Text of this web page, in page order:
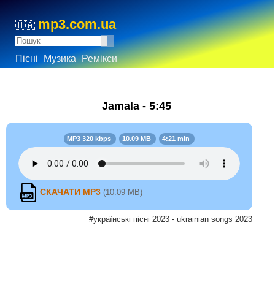
🇺🇦 mp3.com.ua
Пісні Музика Ремікси
Jamala - 5:45
MP3 320 kbps 10.09 MB 4:21 min
СКАЧАТИ MP3 (10.09 MB)
#українські пісні 2023 - ukrainian songs 2023